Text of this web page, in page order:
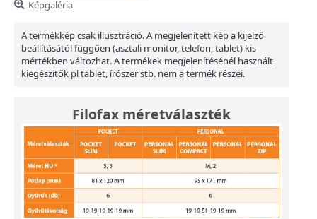
Képgaléria
A termékkép csak illusztráció. A megjelenített kép a kijelző
beállításától függően (asztali monitor, telefon, tablet) kis
mértékben változhat. A termékek megjelenítésénél használt
kiegészítők pl tablet, írószer stb. nem a termék részei.
Filofax méretválaszték